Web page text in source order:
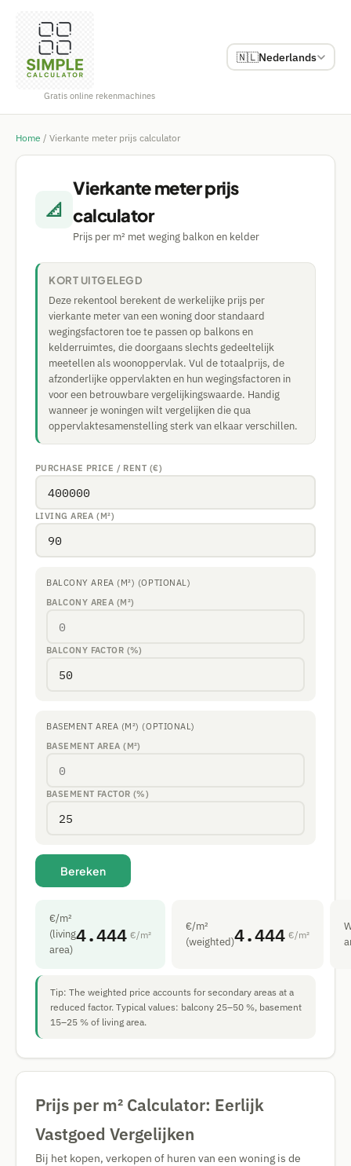
Gratis online rekenmachines
🇳🇱Nederlands
Home / Vierkante meter prijs calculator
📐
Vierkante meter prijs
calculator
Prijs per m² met weging balkon en kelder
KORT UITGELEGD
Deze rekentool berekent de werkelijke prijs per
vierkante meter van een woning door standaard
wegingsfactoren toe te passen op balkons en
kelderruimtes, die doorgaans slechts gedeeltelijk
meetellen als woonoppervlak. Vul de totaalprijs, de
afzonderlijke oppervlakten en hun wegingsfactoren in
voor een betrouwbare vergelijkingswaarde. Handig
wanneer je woningen wilt vergelijken die qua
oppervlaktesamenstelling sterk van elkaar verschillen.
PURCHASE PRICE / RENT (€)
LIVING AREA (M²)
BALCONY AREA (M²) (OPTIONAL)
BALCONY AREA (M²)
BALCONY FACTOR (%)
BASEMENT AREA (M²) (OPTIONAL)
BASEMENT AREA (M²)
BASEMENT FACTOR (%)
Bereken
€/m²
(living
area)
4.444 €/m²
€/m²
(weighted)4.444 €/m²
Tip: The weighted price accounts for secondary areas at a
reduced factor. Typical values: balcony 25–50 %, basement
15–25 % of living area.
Prijs per m² Calculator: Eerlijk
Vastgoed Vergelijken
Bij het kopen, verkopen of huren van een woning is de